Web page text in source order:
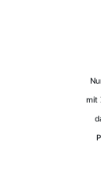
mit